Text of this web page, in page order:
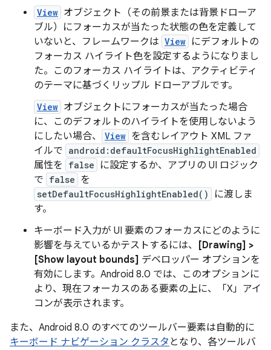
View オブジェクト（その前景または背景ドローア
ブル）にフォーカスが当たった状態の色を定義して
いないと、フレームワークは View にデフォルトの
フォーカス ハイライト色を設定するようになりまし
た。このフォーカス ハイライトは、アクティビティ
のテーマに基づくリップル ドローアブルです。
View オブジェクトにフォーカスが当たった場合
に、このデフォルトのハイライトを使用しないよう
にしたい場合、
View を含むレイアウト XML ファ
イルで android:defaultFocusHighlightEnabled
属性を false
に設定するか、アプリの UI ロジック
で false を
setDefaultFocusHighlightEnabled()
に渡しま
す。
キーボード入力が UI 要素のフォーカスにどのように
影響を与えているかテストするには、
[Drawing] >
[Show layout bounds] デベロッパー オプションを
有効にします。Android 8.0 では、このオプションに
より、現在フォーカスのある要素の上に、「X」アイ
コンが表示されます。
また、Android 8.0 のすべてのツールバー要素は自動的に
キーボード ナビゲーション クラスタ となり、各ツールバ